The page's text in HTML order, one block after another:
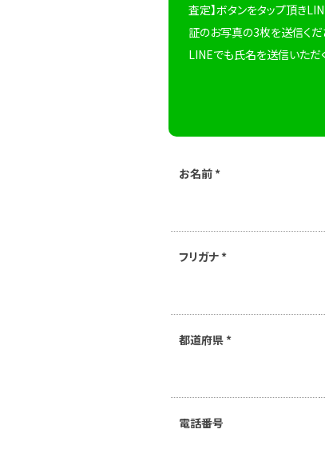
査定】ボタンをタップ頂き
証のお写真の3枚を送信くだ
LINEでも氏名を送信いただ
お名前 *
フリガナ *
都道府県 *
電話番号